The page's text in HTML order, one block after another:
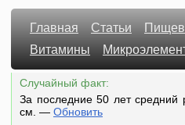
Главная Статьи
Витамины
Случайный факт:
За последние 50 лет средний
см. — Обновить